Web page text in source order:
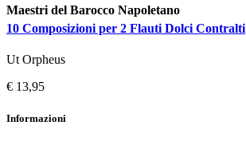
Maestri del Barocco Napoletano
10 Composizioni per 2 Flauti Dolci Contralti
Ut Orpheus
€ 13,95
Informazioni